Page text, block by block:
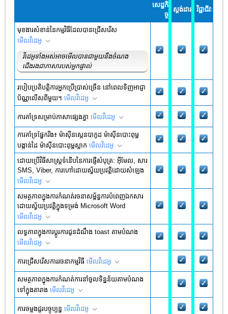
សេដ្ឋកិ
ច្ច
ស្តង់ដារ វិជ្ជាជីវៈ
មុខងារសំខាន់នៃកម្មវិធីដែលបានជ្រើសរើស
មើល​វីដេអូ
វីដេអូទាំងអស់អាចមើលបានជាមួយនឹងចំណង
ជើងរងជាភាសារបស់អ្នកផ្ទាល់
របៀបប្រតិបត្តិការអ្នកប្រើប្រាស់ច្រើន នៅពេលទិញអាជ្ញា
ប័ណ្ណលើសពីមួយ។មើល​វីដេអូ
ការគាំទ្រសម្រាប់ភាសាផ្សេងគ្នាមើល​វីដេអូ
ការគាំទ្រផ្នែករឹង៖ ម៉ាស៊ីនស្កេនបាកូដ ម៉ាស៊ីនបោះពុម្ព
បង្កាន់ដៃ ម៉ាស៊ីនបោះពុម្ពស្លាកមើល​វីដេអូ
ដោយប្រើវិធីសាស្រ្តទំនើបនៃការផ្ញើសំបុត្រ: អ៊ីមែល, សារ
SMS, Viber, ការហៅដោយស្វ័យប្រវត្តិដោយសំឡេង
មើល​វីដេអូ
សមត្ថភាពក្នុងការកំណត់រចនាសម្ព័ន្ធការបំពេញឯកសារ
ដោយស្វ័យប្រវត្តិក្នុងទម្រង់ Microsoft Word
មើល​វីដេអូ
លទ្ធភាព​ក្នុង​ការ​ប្ដូរ​ការ​ជូន​ដំណឹង toast តាម​បំណង
មើល​វីដេអូ
ការជ្រើសរើសការរចនាកម្មវិធីមើល​វីដេអូ
សមត្ថភាពក្នុងការកំណត់ការនាំចូលទិន្នន័យតាមបំណង
ទៅក្នុងតារាងមើល​វីដេអូ
ការចម្លងជួរបច្ចុប្បន្នមើល​វីដេអូ